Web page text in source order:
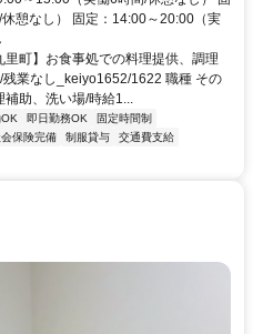
憩なし） 固定：14:00～20:00（実
町】お食事処での料理提供、調理
業なし_keiyo1652/1622 職種 その
助、洗い場/時給1...
即日勤務OK
固定時間制
保険完備 制服貸与
交通費支給